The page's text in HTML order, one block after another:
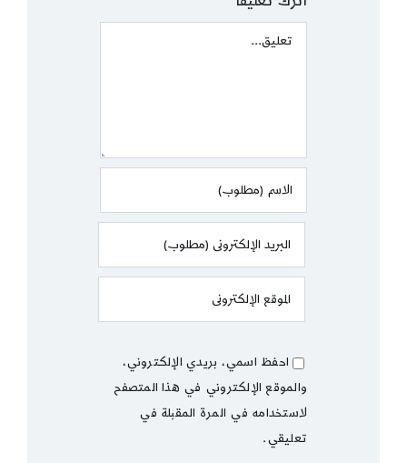
Comment
احفظ اسمي، بريدي الإلكتروني،
والموقع الإلكتروني في هذا المتصفح
لاستخدامه في المرة المقبلة في
تعليقي.